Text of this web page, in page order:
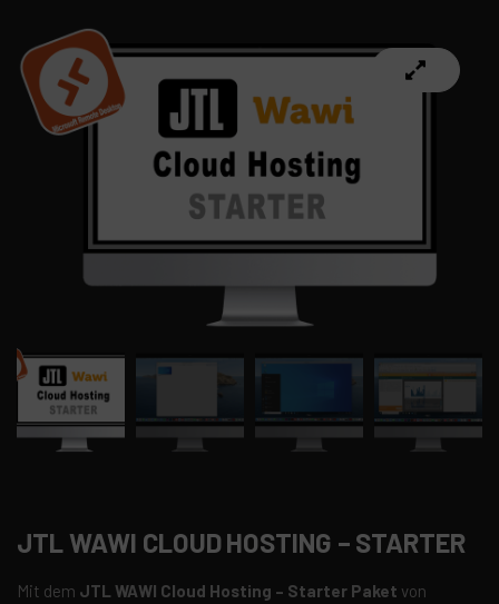
JTL WAWI CLOUD HOSTING – STARTER
Mit dem JTL WAWI Cloud Hosting – Starter Paket von